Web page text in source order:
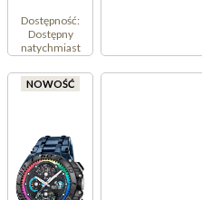
(6S20598ES16)
Dostępność:
Dostępny
natychmiast
NOWOŚĆ